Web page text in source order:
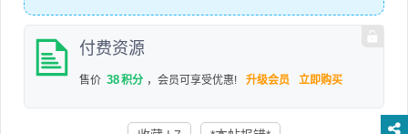
付费资源
售价 38积分 ，会员可享受优惠! 升级会员 立即购买